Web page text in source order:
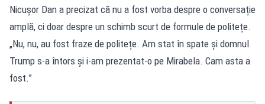
Nicușor Dan a precizat că nu a fost vorba despre o conversație
amplă, ci doar despre un schimb scurt de formule de politețe.
„Nu, nu, au fost fraze de politețe. Am stat în spate și domnul
Trump s-a întors și i-am prezentat-o pe Mirabela. Cam asta a
fost.”